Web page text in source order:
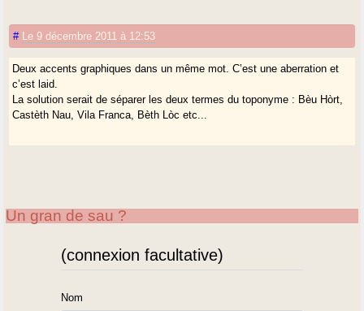
# Le 9 décembre 2011 à 12:53
Deux accents graphiques dans un même mot. C’est une aberration et
c’est laid.
La solution serait de séparer les deux termes du toponyme : Bèu Hòrt,
Castèth Nau, Vila Franca, Bèth Lòc etc...
Un gran de sau ?
(connexion facultative)
Nom